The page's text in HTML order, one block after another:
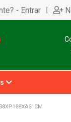
- Entrar |